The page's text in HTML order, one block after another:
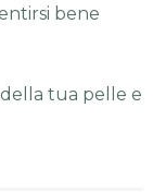
bene
tua pelle e